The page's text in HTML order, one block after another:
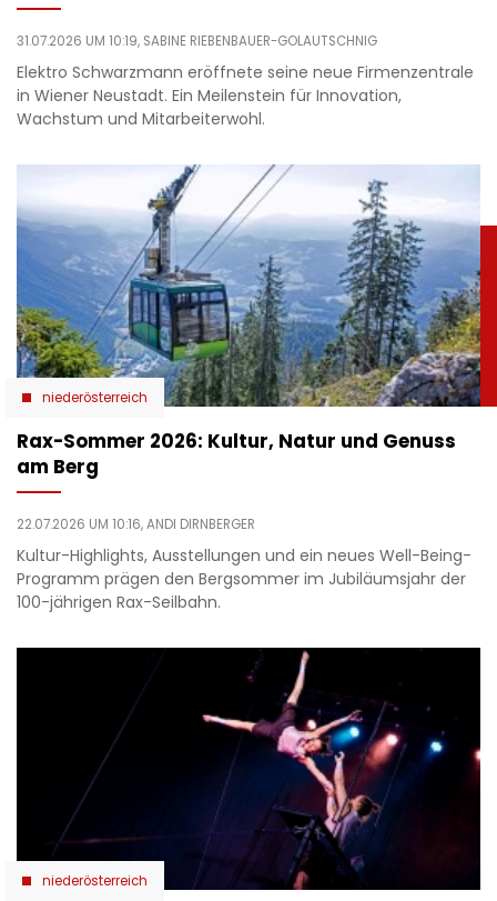
31.07.2026 UM 10:19, SABINE RIEBENBAUER-GOLAUTSCHNIG
Elektro Schwarzmann eröffnete seine neue Firmenzentrale
in Wiener Neustadt. Ein Meilenstein für Innovation,
Wachstum und Mitarbeiterwohl.
niederösterreich
Rax-Sommer 2026: Kultur, Natur und Genuss
am Berg
22.07.2026 UM 10:16,ANDI DIRNBERGER
Kultur-Highlights, Ausstellungen und ein neues Well-Being-
Programm prägen den Bergsommer im Jubiläumsjahr der
100-jährigen Rax-Seilbahn.
niederösterreich